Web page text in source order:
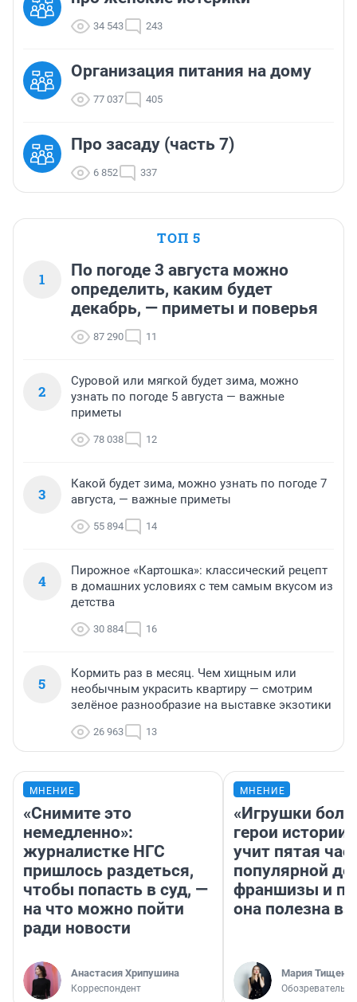
34 543 243
Организация питания на дому
77 037 405
Про засаду (часть 7)
6 852 337
ТОП 5
1
По погоде 3 августа можно
определить, каким будет
декабрь, — приметы и поверья
87 290 11
2
Суровой или мягкой будет зима, можно
узнать по погоде 5 августа — важные
приметы
78 038 12
3
Какой будет зима, можно узнать по погоде 7
августа, — важные приметы
55 894 14
4
Пирожное «Картошка»: классический рецепт
в домашних условиях с тем самым вкусом из
детства
30 884 16
5
Кормить раз в месяц. Чем хищным или
необычным украсить квартиру — смотрим
зелёное разнообразие на выставке экзотики
26 963 13
МНЕНИЕ
«Снимите это
немедленно»:
журналистке НГС
пришлось раздеться,
чтобы попасть в суд, —
на что можно пойти
ради новости
Анастасия Хрипушина
Корреспондент
МНЕНИЕ
«Игрушки
герои
учит пятая
популярной
франшизы и
она полезна
Мария Тищенко
Обозреватель